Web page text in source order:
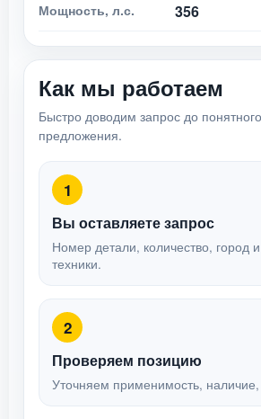
Мощность, л.с. 356
Как мы работаем
Быстро доводим запрос до
предложения.
1
Вы оставляете запрос
Номер детали, количество, город
техники.
2
Проверяем позицию
Уточняем применимость, наличие,